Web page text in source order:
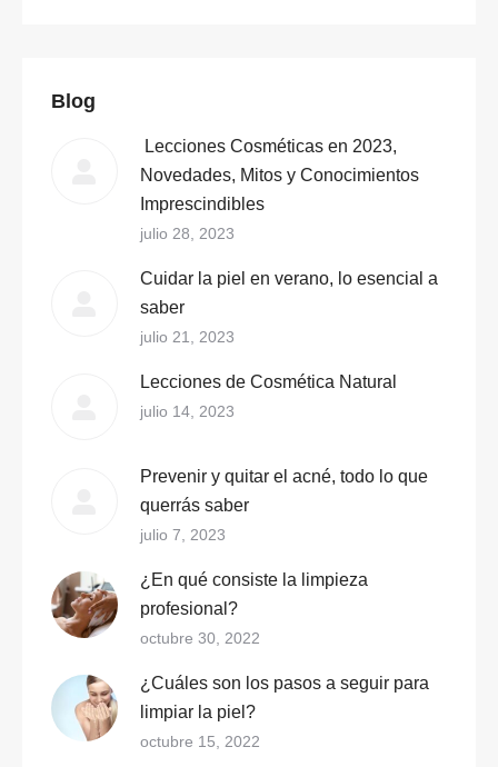
Blog
Lecciones Cosméticas en 2023,
Novedades, Mitos y Conocimientos
Imprescindibles
julio 28, 2023
Cuidar la piel en verano, lo esencial a
saber
julio 21, 2023
Lecciones de Cosmética Natural
julio 14, 2023
Prevenir y quitar el acné, todo lo que
querrás saber
julio 7, 2023
¿En qué consiste la limpieza
profesional?
octubre 30, 2022
¿Cuáles son los pasos a seguir para
limpiar la piel?
octubre 15, 2022